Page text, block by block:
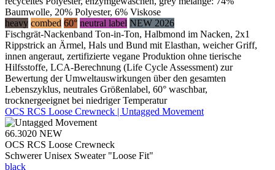
Baumwolle, 20% Polyester, 6% Viskose
heavy combed 60° neutral label NEW 2026
Fischgrät-Nackenband Ton-in-Ton, Halbmond im Nacken, 2x1
Rippstrick an Ärmel, Hals und Bund mit Elasthan, weicher Griff,
innen angeraut, zertifizierte vegane Produktion ohne tierische
Hilfsstoffe, LCA-Berechnung (Life Cycle Assessment) zur
Bewertung der Umweltauswirkungen über den gesamten
Lebenszyklus, neutrales Größenlabel, 60° waschbar,
trocknergeeignet bei niedriger Temperatur
OCS RCS Loose Crewneck | Untagged Movement
66.3020 NEW
OCS RCS Loose Crewneck
Schwerer Unisex Sweater "Loose Fit"
black